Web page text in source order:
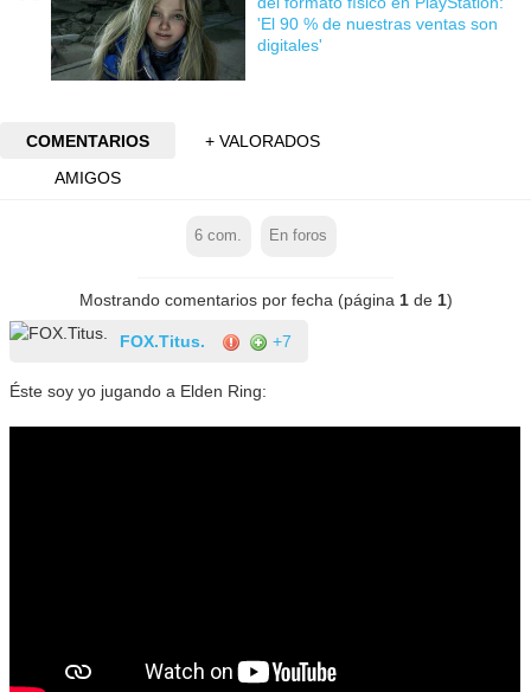
'El 90 % de nuestras ventas son
digitales'
COMENTARIOS
+ VALORADOS
AMIGOS
6 com. En foros
Mostrando comentarios por fecha (página 1de 1)
FOX.Titus. +7
Éste soy yo jugando a Elden Ring: